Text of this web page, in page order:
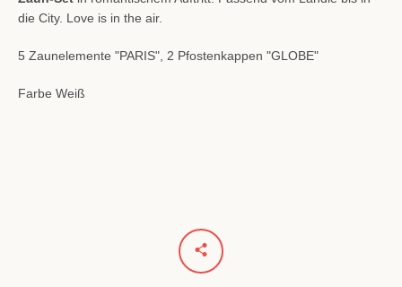
die City. Love is in the air.
5 Zaunelemente "PARIS", 2 Pfostenkappen "GLOBE"
Farbe Weiß